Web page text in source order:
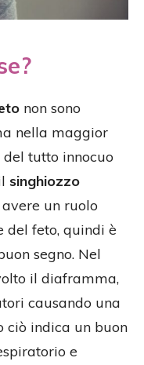
non sono
nella maggior
tutto innocuo
singhiozzo
avere un ruolo
del feto, quindi è
segno. Nel
il diaframma,
causando una
ciò indica un buon
e